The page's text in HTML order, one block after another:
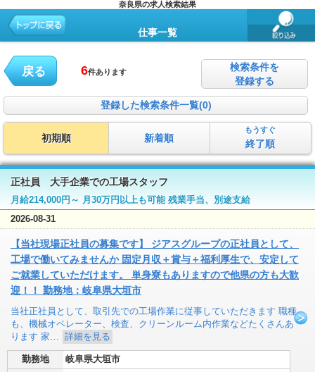
奈良県の求人検索結果
仕事一覧
戻る 6件あります
検索条件を
登録する
登録した検索条件一覧(0)
初期順 新着順
もうすぐ
終了順
正社員 大手企業での工場スタッフ
月給214,000円～ 月30万円以上も可能 残業手当、別途支給
2026-08-31
【当社現場正社員の募集です】 ジアスグループの正社員として、
工場で働いてみませんか 固定月収＋賞与＋福利厚生で、安定して
ご就業していただけます。 単身寮もありますので他県の方も大歓
迎！！ 勤務地：岐阜県大垣市
当社正社員として、取引先での工場作業に従事していただきます 職種
も、機械オペレーター、検査、クリーンルーム内作業などたくさんあ
ります 家…
詳細を見る
勤務地
岐阜県大垣市